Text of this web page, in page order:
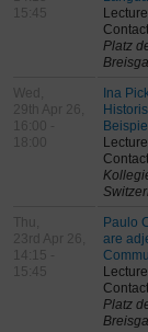
15:45
Platz
Wed,
29th Apr 26,
16:00 -
Ina
Thu,
23rd Apr 26,
14:15 -
15:45
Paulo
are
Platz